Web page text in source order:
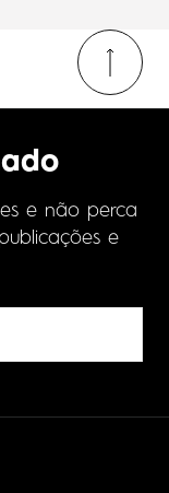
e não perca
e